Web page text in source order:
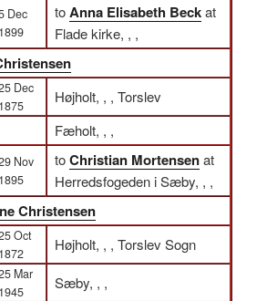
Dec
1899
toAnna Elisabeth Beckat
Flade kirke, , ,
Dec
1875
Højholt, , , Torslev
Fæholt, , ,
Nov
1895
toChristian Mortensenat
Herredsfogeden i Sæby, , ,
Christensen
Oct
1872
Højholt, , , Torslev Sogn
Mar
1945
Sæby, , ,